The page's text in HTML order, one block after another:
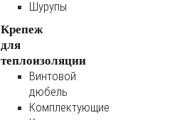
Шурупы
Крепеж
для
теплоизоляции
Винтовой
дюбель
Комплектующие